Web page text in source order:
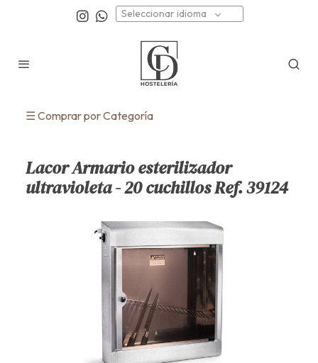
Seleccionar idioma
☰ Comprar por Categoría
Lacor Armario esterilizador
ultravioleta - 20 cuchillos Ref. 39124